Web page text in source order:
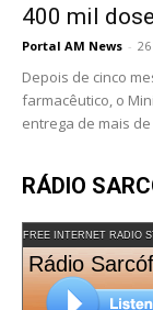
400 mil
Portal AM News -
Depois de cinco
farmacêutico, o
entrega de mais de
RÁDIO
FREE INTERNET RADIO
Rádio